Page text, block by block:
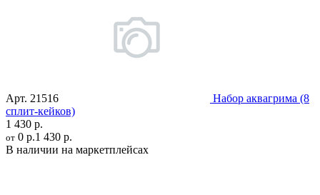
Арт. 21516
Набор аквагрима (8
сплит-кейков)
1 430 р.
от 0 р.1 430 р.
В наличии на маркетплейсах